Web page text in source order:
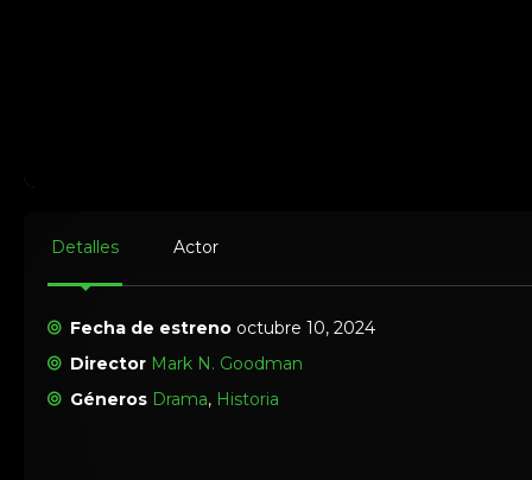
Detalles Actor
Fecha de estreno octubre 10, 2024
Director Mark N. Goodman
Géneros Drama, Historia